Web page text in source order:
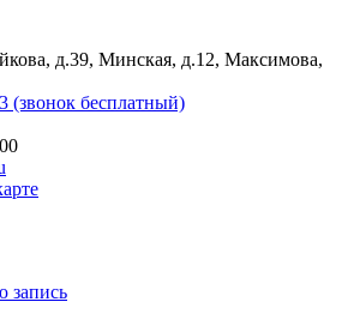
д.39, Минская, д.12, Максимова,
(звонок бесплатный)
запись